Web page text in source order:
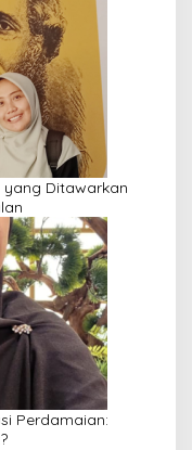
yang Ditawarkan
Perdamaian: